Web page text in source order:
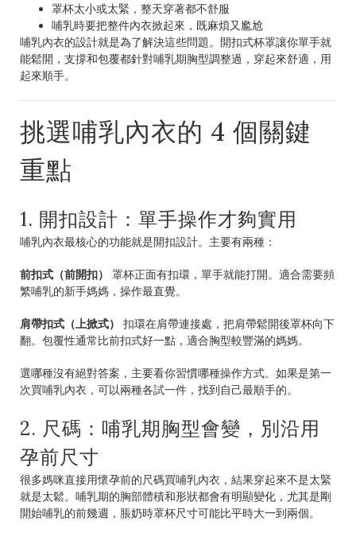
罩杯太小或太緊，整天穿著都不舒服
哺乳時要把整件內衣掀起來，既麻煩又尷尬
哺乳內衣的設計就是為了解決這些問題。開扣式杯罩讓你單手就
能鬆開，支撐和包覆都針對哺乳期胸型調整過，穿起來舒適，用
起來順手。
挑選哺乳內衣的 4 個關鍵
重點
1. 開扣設計：單手操作才夠實用
哺乳內衣最核心的功能就是開扣設計。主要有兩種：
前扣式（前開扣）
罩杯正面有扣環，單手就能打開。適合需要頻
繁哺乳的新手媽媽，操作最直覺。
肩帶扣式（上掀式）
扣環在肩帶連接處，把肩帶鬆開後罩杯向下
翻。包覆性通常比前扣式好一點，適合胸型較豐滿的媽媽。
選哪種沒有絕對答案，主要看你習慣哪種操作方式。如果是第一
次買哺乳內衣，可以兩種各試一件，找到自己最順手的。
2. 尺碼：哺乳期胸型會變，別沿用
孕前尺寸
很多媽咪直接用懷孕前的尺碼買哺乳內衣，結果穿起來不是太緊
就是太鬆。哺乳期的胸部體積和形狀都會有明顯變化，尤其是剛
開始哺乳的前幾週，脹奶時罩杯尺寸可能比平時大一到兩個。